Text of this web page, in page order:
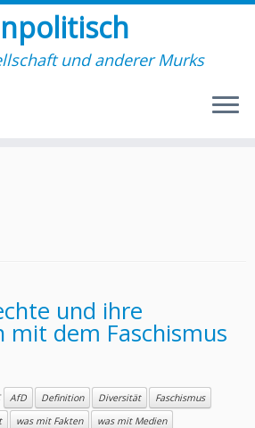
und anderer Murks
und ihre
mit dem Faschismus
AfD Definition Diversität
Faschismus
was mit Fakten
was mit Medien